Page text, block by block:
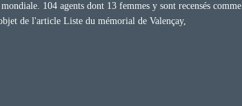
104 agents dont 13 femmes y sont recensés comme
de l'article Liste du mémorial de Valençay,